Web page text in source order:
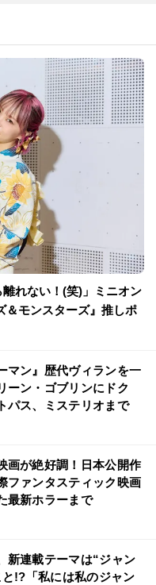
離れない！(笑)」ミニオン
＆モンスターズ』推しポ
マン』歴代ヴィランを一
ーン・ゴブリンにドク
パス、ミステリオまで
画が絶好調！日本公開作
ファンタスティック映画
最新ホラーまで
新連載テーマは“ジャン
!?「私には私のジャン